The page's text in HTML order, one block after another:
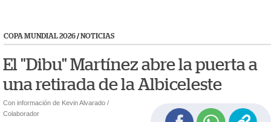
COPA MUNDIAL 2026/NOTICIAS
El "Dibu" Martínez abre la puerta a
una retirada de la Albiceleste
Con información de Kevin Alvarado /
Colaborador